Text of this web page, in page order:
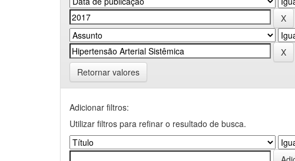
Retornar valores
Adicionar filtros:
Utilizar filtros para refinar o resultado de busca.